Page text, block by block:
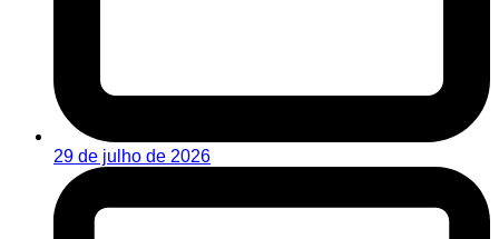
29 de julho de 2026